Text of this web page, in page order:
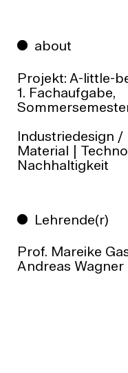
about
Projekt: A-little-
1. Fachaufgabe,
Industriedesign /
Material |
Nachhaltigkeit
Lehrende(r)
Prof. Mareike
Andreas Wagner